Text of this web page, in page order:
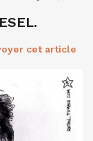
cet article